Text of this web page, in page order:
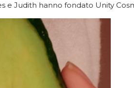
e Judith hanno fondato Unity